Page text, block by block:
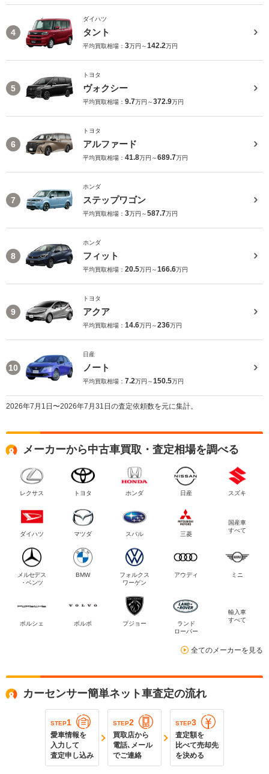
4
ダイハツ
タント
平均買取相場： 3万円～142.2万円
5
トヨタ
ヴォクシー
平均買取相場： 9.7万円～372.9万円
6
トヨタ
アルファード
平均買取相場： 41.8万円～689.7万円
7
ホンダ
ステップワゴン
平均買取相場： 3万円～587.7万円
8
ホンダ
フィット
平均買取相場： 20.5万円～166.6万円
9
トヨタ
アクア
平均買取相場： 14.6万円～236万円
10
日産
ノート
平均買取相場： 7.2万円～150.5万円
2026年7月1日〜2026年7月31日の査定依頼数を元に集計。
メーカーから中古車買取・査定相場を調べる
レクサス トヨタ ホンダ 日産 スズキ
ダイハツ マツダ スバル 三菱
国産車
すべて
メルセデス
・ベンツ
BMW
フォルクス
ワーゲン
アウディ ミニ
ポルシェ ボルボ プジョー
ランド
ローバー
輸入車
すべて
全てのメーカーを見る
カーセンサー簡単ネット車査定の流れ
STEP1
愛車情報を
入力して
査定申し込み
STEP2
買取店から
電話､メール
でご連絡
STEP3
査定額を
比べて売却先
を決める